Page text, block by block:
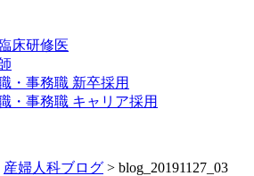
床研修医
・事務職 新卒採用
・事務職 キャリア採用
産婦人科ブログ > blog_20191127_03